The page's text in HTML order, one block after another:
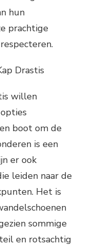
hun
prachtige
Drastis
willen
boot om de
is een
er ook
leiden naar de
Het is
sommige
en rotsachtig